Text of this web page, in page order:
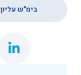
בימ"ש עליון